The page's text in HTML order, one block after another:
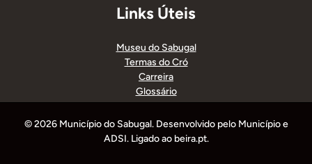
Links Úteis
Museu do Sabugal
Termas do Cró
Carreira
Glossário
© 2026 Município do Sabugal. Desenvolvido pelo Município e
ADSI. Ligado ao beira.pt.